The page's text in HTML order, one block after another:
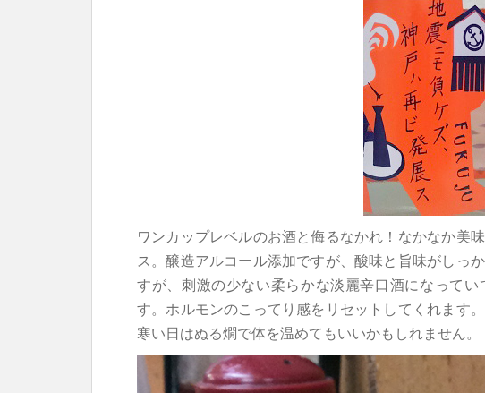
ワンカップレベルのお酒と侮るなかれ！なかなか美
ス。醸造アルコール添加ですが、酸味と旨味がしっ
すが、刺激の少ない柔らかな淡麗辛口酒になって
す。ホルモンのこってり感をリセットしてくれます
寒い日はぬる燗で体を温めてもいいかもしれません。